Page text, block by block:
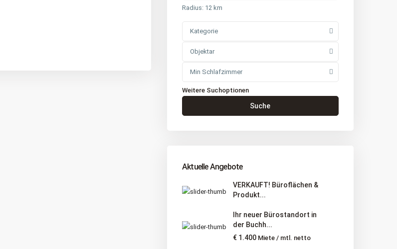
Radius: 12 km
Kategorie
Objektar
Min Schlafzimmer
Weitere Suchoptionen
Suche
Aktuelle Angebote
VERKAUFT! Büroflächen &
Produkt...
Ihr neuer Bürostandort in
der Buchh...
€ 1.400 Miete / mtl. netto